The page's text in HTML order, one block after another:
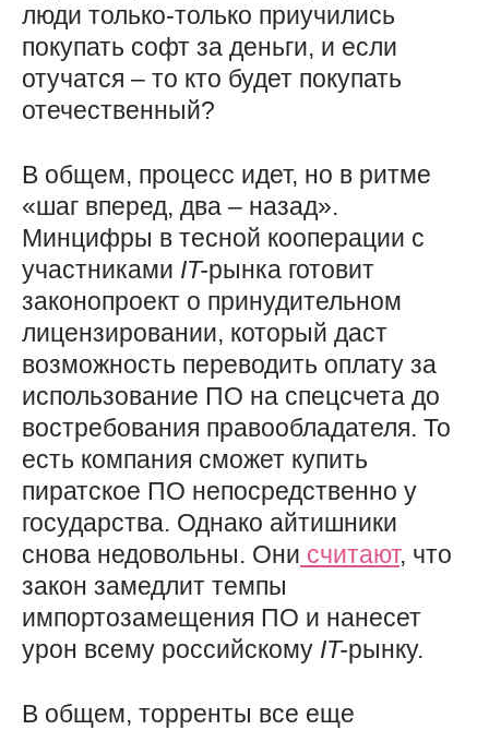
люди только-только приучились
покупать софт за деньги, и если
отучатся – то кто будет покупать
отечественный?
В общем, процесс идет, но в ритме
«шаг вперед, два – назад».
Минцифры в тесной кооперации с
участниками IT-рынка готовит
законопроект о принудительном
лицензировании, который даст
возможность переводить оплату за
использование ПО на спецсчета до
востребования правообладателя. То
есть компания сможет купить
пиратское ПО непосредственно у
государства. Однако айтишники
снова недовольны. Они считают, что
закон замедлит темпы
импортозамещения ПО и нанесет
урон всему российскому IT-рынку.
В общем, торренты все еще